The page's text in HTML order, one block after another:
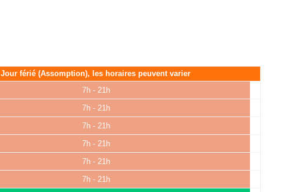
Jour férié (Assomption), les horaires peuvent varier
7h - 21h
7h - 21h
7h - 21h
7h - 21h
7h - 21h
7h - 21h